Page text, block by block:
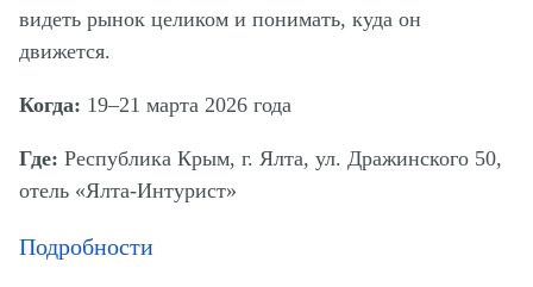
видеть рынок целиком и понимать, куда он
движется.
Когда: 19–21 марта 2026 года
Где: Республика Крым, г. Ялта, ул. Дражинского 50,
отель «Ялта-Интурист»
Подробности